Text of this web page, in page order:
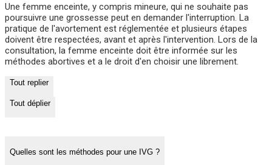
Une femme enceinte, y compris mineure, qui ne souhaite pas
poursuivre une grossesse peut en demander l'interruption. La
pratique de l'avortement est réglementée et plusieurs étapes
doivent être respectées, avant et après l'intervention. Lors de la
consultation, la femme enceinte doit être informée sur les
méthodes abortives et a le droit d'en choisir une librement.
Tout replier
Tout déplier
Quelles sont les méthodes pour une IVG ?